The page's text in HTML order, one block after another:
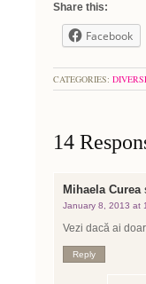
Share this:
Facebook
CATEGORIES:
14
Mihaela Curea
January 8, 2013 at
Vezi dacă ai
Reply